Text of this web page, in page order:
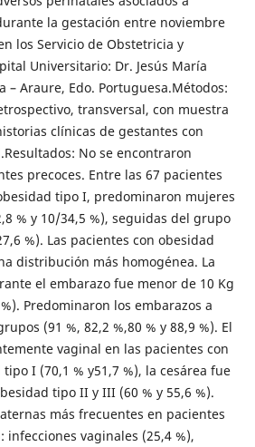
la gestación entre noviembre
los Servicio de Obstetricia y
Universitario: Dr. Jesús María
– Araure, Edo. Portuguesa.Métodos:
transversal, con muestra
clínicas de gestantes con
No se encontraron
precoces. Entre las 67 pacientes
tipo I, predominaron mujeres
% y 10/34,5 %), seguidas del grupo
%). Las pacientes con obesidad
distribución más homogénea. La
el embarazo fue menor de 10 Kg
Predominaron los embarazos a
(91 %, 82,2 %,80 % y 88,9 %). El
vaginal en las pacientes con
I (70,1 % y51,7 %), la cesárea fue
tipo II y III (60 % y 55,6 %).
más frecuentes en pacientes
infecciones vaginales (25,4 %),